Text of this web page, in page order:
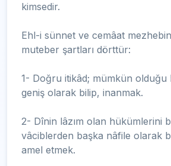
kimsedir.
Ehl-i sünnet ve cemâat
muteber şartları dörttür:
1- Doğru itikâd; mümkün olduğu
geniş olarak bilip, inanmak.
2- Dînin lâzım olan hükümlerini
vâciblerden başka nâfile olarak
amel etmek.